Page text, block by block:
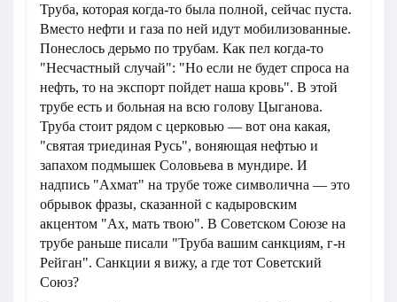
Труба, которая когда-то была полной, сейчас пуста.
Вместо нефти и газа по ней идут мобилизованные.
Понеслось дерьмо по трубам. Как пел когда-то
"Несчастный случай": "Но если не будет спроса на
нефть, то на экспорт пойдет наша кровь". В этой
трубе есть и больная на всю голову Цыганова.
Труба стоит рядом с церковью — вот она какая,
"святая триединая Русь", воняющая нефтью и
запахом подмышек Соловьева в мундире. И
надпись "Ахмат" на трубе тоже символична — это
обрывок фразы, сказанной с кадыровским
акцентом "Ах, мать твою". В Советском Союзе на
трубе раньше писали "Труба вашим санкциям, г-н
Рейган". Санкции я вижу, а где тот Советский
Союз?